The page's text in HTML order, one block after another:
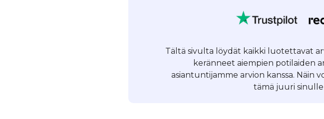
Tältä sivulta löydät kaikki luotettavat
keränneet aiempien potilaiden
asiantuntijamme arvion kanssa. Näin
tämä juuri sinulle